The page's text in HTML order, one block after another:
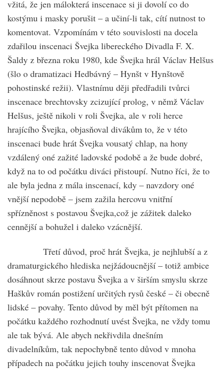
vžitá, že jen málokterá inscenace si ji dovolí co do
kostýmu i masky porušit – a učiní-li tak, cítí nutnost to
komentovat. Vzpomínám v této souvislosti na docela
zdařilou inscenaci Švejka libereckého Divadla F. X.
Šaldy z března roku 1980, kde Švejka hrál Václav Helšus
(šlo o dramatizaci Hedbávný – Hynšt v Hynštově
pohostinské režii). Vlastnímu ději předřadili tvůrci
inscenace brechtovsky zcizující prolog, v němž Václav
Helšus, ještě nikoli v roli Švejka, ale v roli herce
hrajícího Švejka, objasňoval divákům to, že v této
inscenaci bude hrát Švejka vousatý chlap, na hony
vzdálený oné zažité ladovské podobě a že bude dobré,
když na to od počátku diváci přistoupí. Nutno říci, že to
ale byla jedna z mála inscenací, kdy – navzdory oné
vnější nepodobě – jsem zažila hercovu vnitřní
spřízněnost s postavou Švejka,což je zážitek daleko
cennější a bohužel i daleko vzácnější.
Třetí důvod, proč hrát Švejka, je nejhlubší a z
dramaturgického hlediska nejžádoucnější – totiž ambice
dosáhnout skrze postavu Švejka a v širším smyslu skrze
Haškův román postižení určitých rysů české – či obecně
lidské – povahy. Tento důvod by měl být přítomen na
počátku každého rozhodnutí uvést Švejka, ne vždy tomu
ale tak bývá. Ale abych nekřivdila dnešním
divadelníkům, tak nepochybně tento důvod v mnoha
případech na počátku jejich touhy inscenovat Švejka